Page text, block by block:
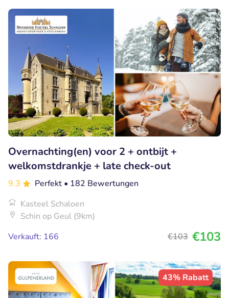
Overnachting(en) voor 2 + ontbijt +
welkomstdrankje + late check-out
9.3 Perfekt • 182 Bewertungen
Kasteel Schaloen
Schin op Geul (9km)
Verkauft: 166
€103 €103
43% Rabatt